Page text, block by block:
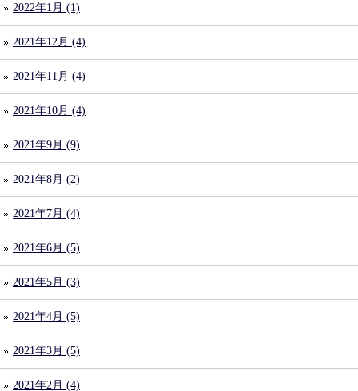
2022年1月 (1)
2021年12月 (4)
2021年11月 (4)
2021年10月 (4)
2021年9月 (9)
2021年8月 (2)
2021年7月 (4)
2021年6月 (5)
2021年5月 (3)
2021年4月 (5)
2021年3月 (5)
2021年2月 (4)